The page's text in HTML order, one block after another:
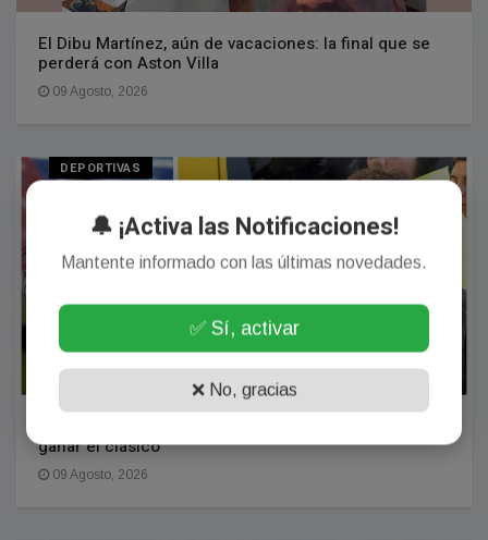
El Dibu Martínez, aún de vacaciones: la final que se
perderá con Aston Villa
09 Agosto, 2026
DEPORTIVAS
ganar el clásico
09 Agosto, 2026
🔔 ¡Activa las Notificaciones!
Mantente informado con las últimas novedades.
✅ Sí, activar
❌ No, gracias